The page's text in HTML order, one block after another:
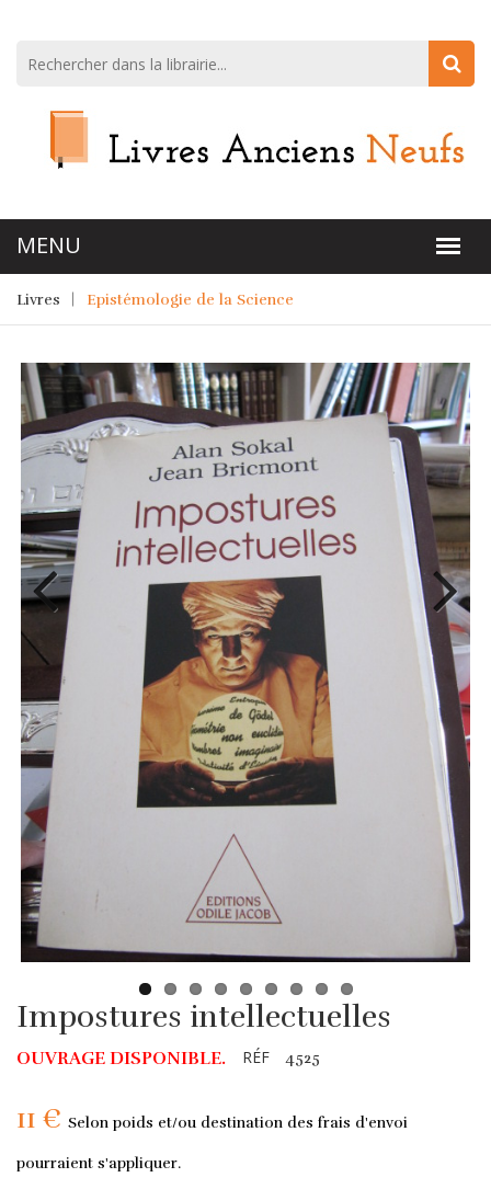
Livres Epistémologie de la Science
Impostures intellectuelles
OUVRAGE DISPONIBLE. RÉF 4525
11 € Selon poids et/ou destination des frais d'envoi
pourraient s'appliquer.